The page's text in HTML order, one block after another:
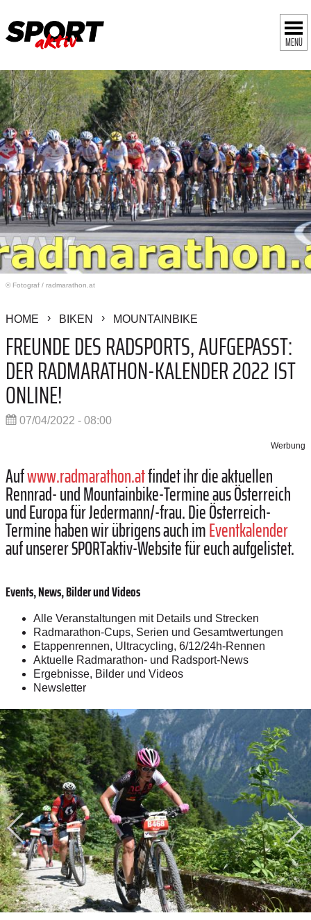
MENÜ
© Fotograf / radmarathon.at
HOME BIKEN MOUNTAINBIKE
FREUNDE DES RADSPORTS, AUFGEPASST:
DER RADMARATHON-KALENDER 2022 IST
ONLINE!
07/04/2022 - 08:00
Werbung
Aufwww.radmarathon.atfindet ihr die aktuellen
Rennrad- und Mountainbike-Termine aus Österreich
und Europa für Jedermann/-frau.Die Österreich-
Termine haben wir übrigens auch imEventkalender
auf unserer SPORTaktiv-Website für euch aufgelistet.
Events, News, Bilder und Videos
Alle Veranstaltungen mit Details und Strecken
Radmarathon-Cups, Serien und Gesamtwertungen
Etappenrennen, Ultracycling, 6/12/24h-Rennen
Aktuelle Radmarathon- und Radsport-News
Ergebnisse, Bilder und Videos
Newsletter